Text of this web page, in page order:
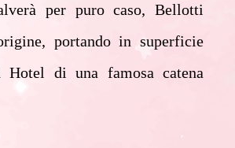
per puro caso, Bellotti
portando in superficie
di una famosa catena